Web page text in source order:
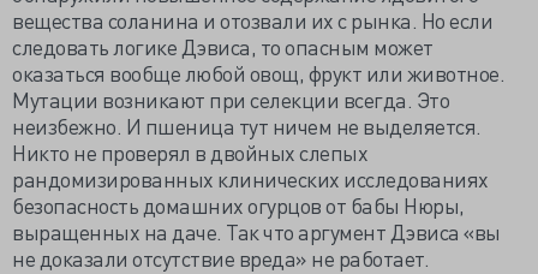
вещества соланина и отозвали их с рынка. Но если
следовать логике Дэвиса, то опасным может
оказаться вообще любой овощ, фрукт или животное.
Мутации возникают при селекции всегда. Это
неизбежно. И пшеница тут ничем не выделяется.
Никто не проверял в двойных слепых
рандомизированных клинических исследованиях
безопасность домашних огурцов от бабы Нюры,
выращенных на даче. Так что аргумент Дэвиса «вы
не доказали отсутствие вреда» не работает.